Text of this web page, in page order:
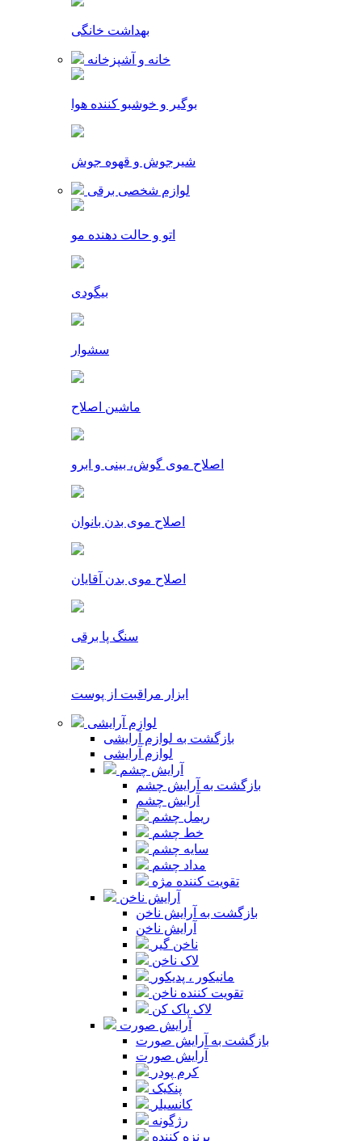
بهداشت خانگی
خانه و آشپزخانه
بوگیر و خوشبو کننده هوا
شیرجوش و قهوه جوش
لوازم شخصی برقی
اتو و حالت دهنده مو
بیگودی
سشوار
ماشین اصلاح
اصلاح موی گوش، بینی و ابرو
اصلاح موی بدن بانوان
اصلاح موی بدن آقایان
سنگ پا برقی
ابزار مراقبت از پوست
لوازم آرایشی
بازگشت به لوازم آرایشی
لوازم آرایشی
آرایش چشم
بازگشت به آرایش چشم
آرایش چشم
ریمل چشم
خط چشم
سایه چشم
مداد چشم
تقویت کننده مژه
آرایش ناخن
بازگشت به آرایش ناخن
آرایش ناخن
ناخن گیر
لاک ناخن
مانیکور ، پدیکور
تقویت کننده ناخن
لاک پاک کن
آرایش صورت
بازگشت به آرایش صورت
آرایش صورت
کرم پودر
پنکیک
کانسیلر
رژگونه
برنزه کننده